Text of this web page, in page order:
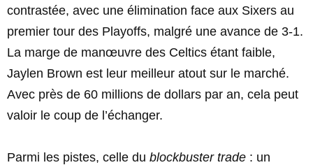
contrastée, avec une élimination face aux Sixers au
premier tour des Playoffs, malgré une avance de 3-1.
La marge de manœuvre des Celtics étant faible,
Jaylen Brown est leur meilleur atout sur le marché.
Avec près de 60 millions de dollars par an, cela peut
valoir le coup de l’échanger.
Parmi les pistes, celle du blockbuster trade : un